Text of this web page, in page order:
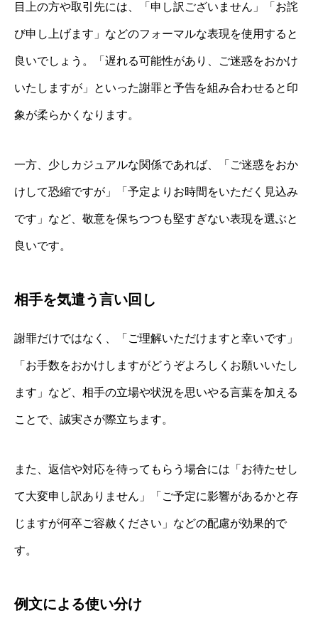
目上の方や取引先には、「申し訳ございません」「お詫
び申し上げます」などのフォーマルな表現を使用すると
良いでしょう。「遅れる可能性があり、ご迷惑をおかけ
いたしますが」といった謝罪と予告を組み合わせると印
象が柔らかくなります。
一方、少しカジュアルな関係であれば、「ご迷惑をおか
けして恐縮ですが」「予定よりお時間をいただく見込み
です」など、敬意を保ちつつも堅すぎない表現を選ぶと
良いです。
相手を気遣う言い回し
謝罪だけではなく、「ご理解いただけますと幸いです」
「お手数をおかけしますがどうぞよろしくお願いいたし
ます」など、相手の立場や状況を思いやる言葉を加える
ことで、誠実さが際立ちます。
また、返信や対応を待ってもらう場合には「お待たせし
て大変申し訳ありません」「ご予定に影響があるかと存
じますが何卒ご容赦ください」などの配慮が効果的で
す。
例文による使い分け